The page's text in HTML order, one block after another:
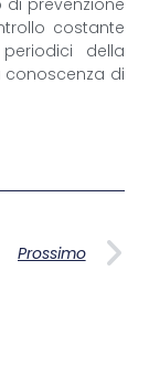
costante
della
conoscenza di
Prossimo